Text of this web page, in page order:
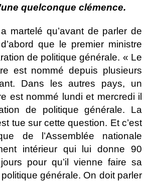
quelconque clémence.
martelé qu’avant de parler de
que le premier ministre
de politique générale. « Le
est nommé depuis plusieurs
Dans les autres pays, un
est nommé lundi et mercredi il
de politique générale. La
tue sur cette question. Et c’est
de l’Assemblée nationale
intérieur qui lui donne 90
pour qu’il vienne faire sa
générale. On doit parler